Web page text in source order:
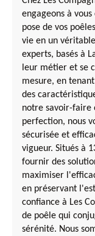
engageons à
pose de vos
vie en un
experts, basés à
leur métier et se
mesure, en
des
notre savoir-faire
perfection, nous
sécurisée et
vigueur. Situés à
fournir des
maximiser
en préservant
confiance à Les
de poêle qui
sérénité. Nous